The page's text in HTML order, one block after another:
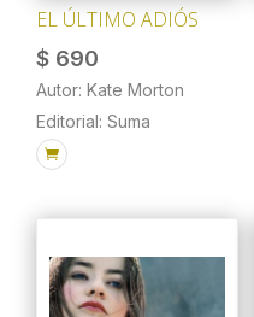
EL ÚLTIMO ADIÓS
$ 690
Autor: Kate Morton
Editorial: Suma
